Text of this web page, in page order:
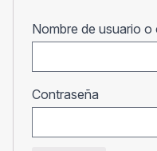
Nombre de usuario
Contraseña